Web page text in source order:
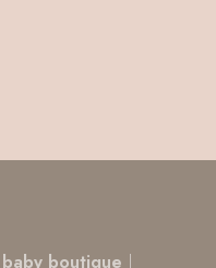
baby boutique |